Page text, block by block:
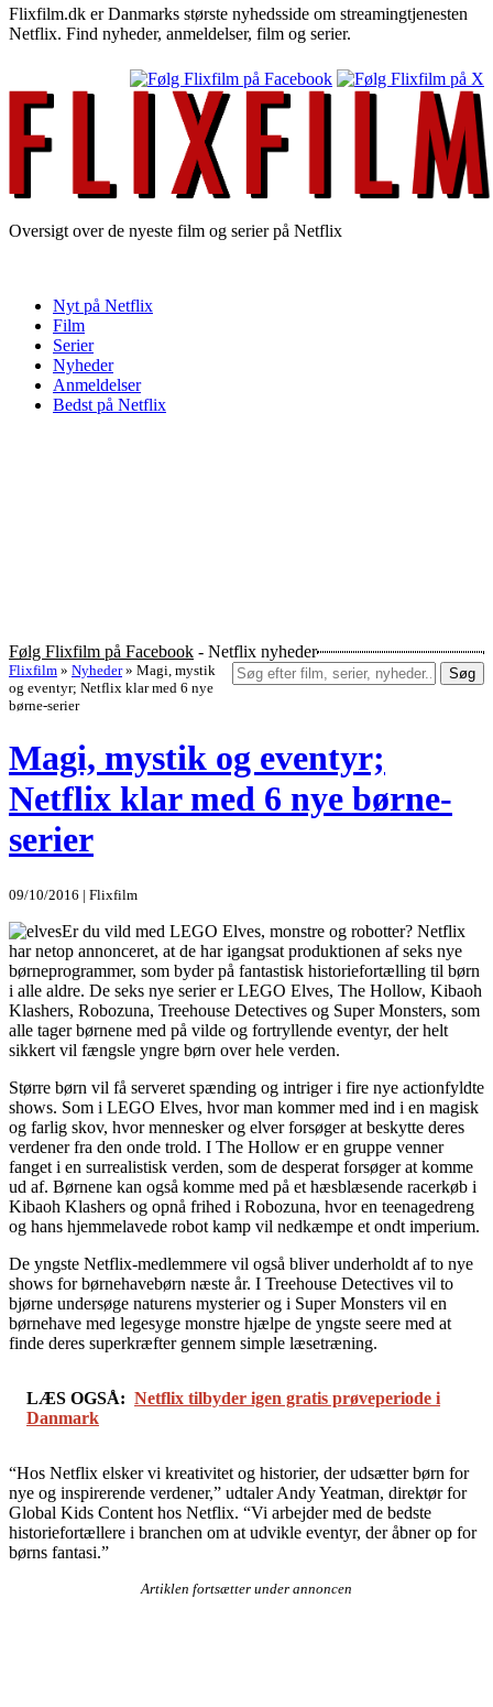
Flixfilm.dk er Danmarks største nyhedsside om streamingtjenesten
Netflix. Find nyheder, anmeldelser, film og serier.
Oversigt over de nyeste film og serier på Netflix
Nyt på Netflix
Film
Serier
Nyheder
Anmeldelser
Bedst på Netflix
Følg Flixfilm på Facebook - Netflix nyheder
Søg
Flixfilm » Nyheder » Magi, mystik
og eventyr; Netflix klar med 6 nye
børne-serier
Magi, mystik og eventyr;
Netflix klar med 6 nye børne-
serier
09/10/2016 | Flixfilm
Er du vild med LEGO Elves, monstre og robotter? Netflix
har netop annonceret, at de har igangsat produktionen af seks nye
børneprogrammer, som byder på fantastisk historiefortælling til børn
i alle aldre. De seks nye serier er LEGO Elves, The Hollow, Kibaoh
Klashers, Robozuna, Treehouse Detectives og Super Monsters, som
alle tager børnene med på vilde og fortryllende eventyr, der helt
sikkert vil fængsle yngre børn over hele verden.
Større børn vil få serveret spænding og intriger i fire nye actionfyldte
shows. Som i LEGO Elves, hvor man kommer med ind i en magisk
og farlig skov, hvor mennesker og elver forsøger at beskytte deres
verdener fra den onde trold. I The Hollow er en gruppe venner
fanget i en surrealistisk verden, som de desperat forsøger at komme
ud af. Børnene kan også komme med på et hæsblæsende racerkøb i
Kibaoh Klashers og opnå frihed i Robozuna, hvor en teenagedreng
og hans hjemmelavede robot kamp vil nedkæmpe et ondt imperium.
De yngste Netflix-medlemmere vil også bliver underholdt af to nye
shows for børnehavebørn næste år. I Treehouse Detectives vil to
bjørne undersøge naturens mysterier og i Super Monsters vil en
børnehave med legesyge monstre hjælpe de yngste seere med at
finde deres superkræfter gennem simple læsetræning.
LÆS OGSÅ: Netflix tilbyder igen gratis prøveperiode i
Danmark
“Hos Netflix elsker vi kreativitet og historier, der udsætter børn for
nye og inspirerende verdener,” udtaler Andy Yeatman, direktør for
Global Kids Content hos Netflix. “Vi arbejder med de bedste
historiefortællere i branchen om at udvikle eventyr, der åbner op for
børns fantasi.”
Artiklen fortsætter under annoncen